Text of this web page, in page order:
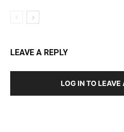
LEAVE A REPLY
LOG IN TO